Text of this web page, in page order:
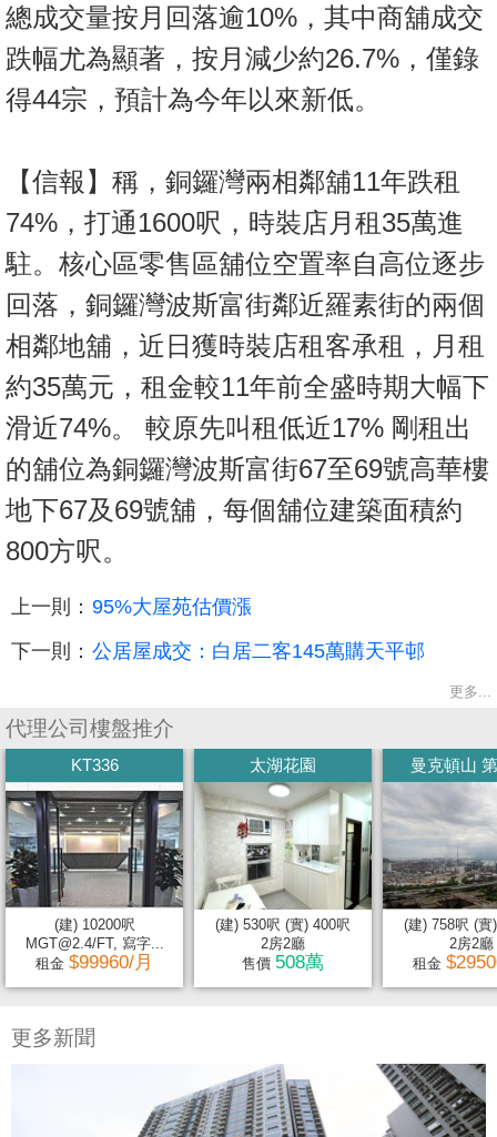
總成交量按月回落逾10%，其中商舖成交
跌幅尤為顯著，按月減少約26.7%，僅錄
得44宗，預計為今年以來新低。
【信報】稱，銅鑼灣兩相鄰舖11年跌租
74%，打通1600呎，時裝店月租35萬進
駐。核心區零售區舖位空置率自高位逐步
回落，銅鑼灣波斯富街鄰近羅素街的兩個
相鄰地舖，近日獲時裝店租客承租，月租
約35萬元，租金較11年前全盛時期大幅下
滑近74%。 較原先叫租低近17% 剛租出
的舖位為銅鑼灣波斯富街67至69號高華樓
地下67及69號舖，每個舖位建築面積約
800方呎。
上一則： 95%大屋苑估價漲
下一則： 公居屋成交：白居二客145萬購天平邨
更多...
代理公司樓盤推介
KT336
(建) 10200呎
MGT@2.4/FT, 寫字...
租金 $99960/月
太湖花園
(建) 530呎 (實) 400呎
2房2廳
售價 508萬
曼克頓山
(建) 758呎 (實
2房2廳
租金
更多新聞